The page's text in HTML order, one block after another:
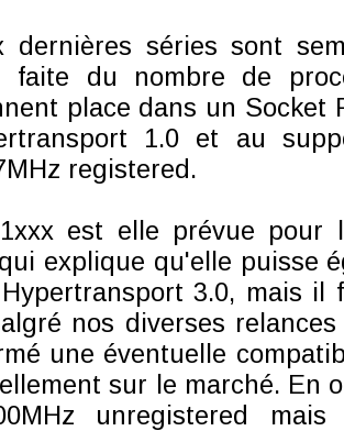
dernières séries sont
faite du nombre de
place dans un Socket
1.0 et au
registered.
est elle prévue pour
explique qu'elle puisse
3.0, mais il
nos diverses
une éventuelle
sur le marché. En
unregistered